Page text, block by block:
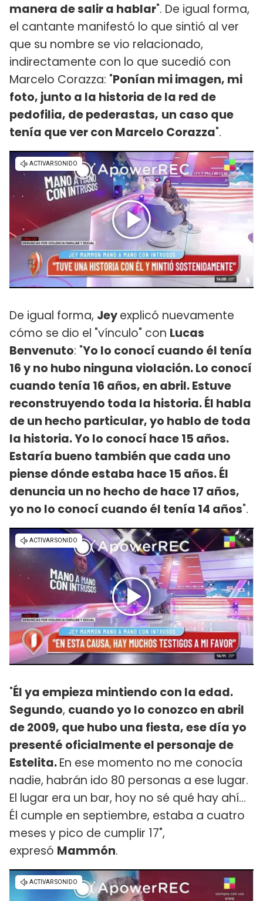
manera de salir a hablar". De igual forma,
el cantante manifestó lo que sintió al ver
que su nombre se vio relacionado,
indirectamente con lo que sucedió con
Marcelo Corazza: "Ponían mi imagen, mi
foto, junto a la historia de la red de
pedofilia, de pederastas, un caso que
tenía que ver con Marcelo Corazza".
De igual forma, Jeyexplicó nuevamente
cómo se dio el "vínculo" con Lucas
Benvenuto: "Yo lo conocí cuando él tenía
16 y no hubo ninguna violación. Lo conocí
cuando tenía 16 años, en abril. Estuve
reconstruyendo toda la historia. Él habla
de un hecho particular, yo hablo de toda
la historia. Yo lo conocí hace 15 años.
Estaría bueno también que cada uno
piense dónde estaba hace 15 años. Él
denuncia un no hecho de hace 17 años,
yo no lo conocí cuando él tenía 14 años".
"Él ya empieza mintiendo con la edad.
Segundo, cuando yo lo conozco en abril
de 2009, que hubo una fiesta, ese día yo
presenté oficialmente el personaje de
Estelita.En ese momento no me conocía
nadie, habrán ido 80 personas a ese lugar.
El lugar era un bar, hoy no sé qué hay ahí...
Él cumple en septiembre, estaba a cuatro
meses y pico de cumplir 17",
expresó Mammón.